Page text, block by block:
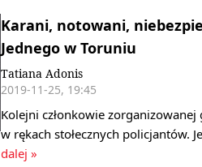
Karani, notowani,
Jednego w Toruniu
Tatiana Adonis
2019-11-25, 19:45
Kolejni członkowie
w rękach stołecznych policjantów.
dalej »